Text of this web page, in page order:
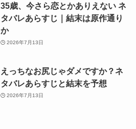
35歳、今さら恋とかありえない ネ
タバレあらすじ｜結末は原作通り
か
2026年7月13日
えっちなお尻じゃダメですか？ネ
タバレあらすじと結末を予想
2026年7月13日